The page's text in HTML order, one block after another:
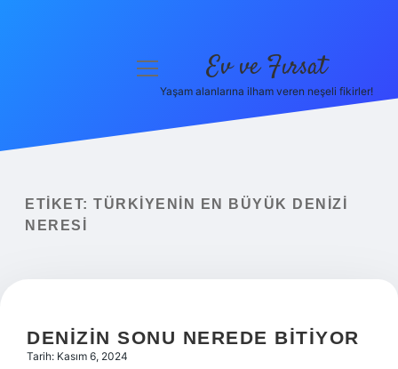
Yasal Uyarı
menüyü
Ev ve Fırsat
Yaşam alanlarına ilham veren neşeli fikirler!
ETIKET: TÜRKIYENIN EN BÜYÜK DENIZI
NERESI
DENIZIN SONU NEREDE BITIYOR
Tarih: Kasım 6, 2024